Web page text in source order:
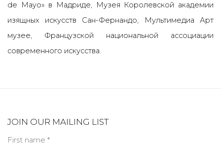
de Mayo» в Мадриде, Музея Королевской академии
изящных искусств Сан-Фернандо, Мультимедиа Арт
музее, Французской национальной ассоциации
современного искусства.
JOIN OUR MAILING LIST
First name *